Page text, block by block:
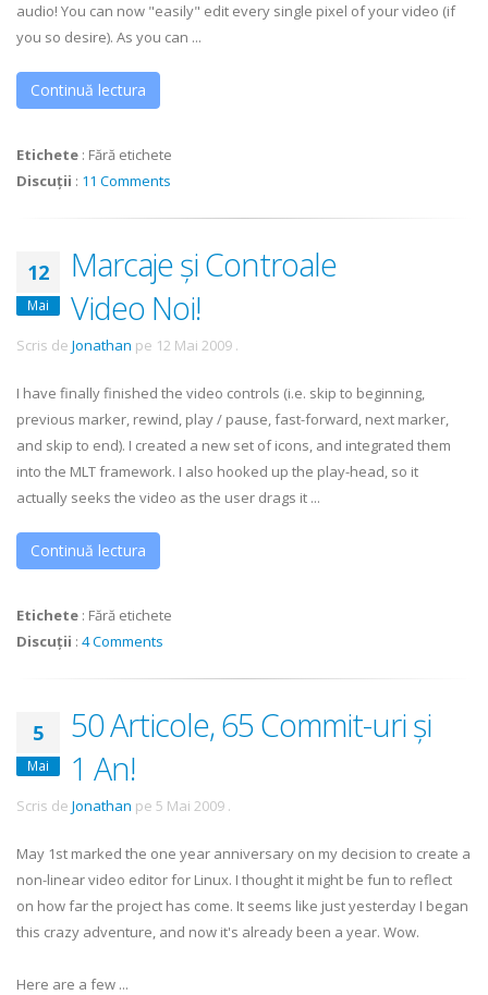
audio! You can now "easily" edit every single pixel of your video (if
you so desire). As you can ...
Continuă lectura
Etichete : Fără etichete
Discuții : 11 Comments
12
Mai
Marcaje și Controale
Video Noi!
Scris de Jonathan pe 12 Mai 2009 .
I have finally finished the video controls (i.e. skip to beginning,
previous marker, rewind, play / pause, fast-forward, next marker,
and skip to end). I created a new set of icons, and integrated them
into the MLT framework. I also hooked up the play-head, so it
actually seeks the video as the user drags it ...
Continuă lectura
Etichete : Fără etichete
Discuții : 4 Comments
5
Mai
50 Articole, 65 Commit-uri și
1 An!
Scris de Jonathan pe 5 Mai 2009 .
May 1st marked the one year anniversary on my decision to create a
non-linear video editor for Linux. I thought it might be fun to reflect
on how far the project has come. It seems like just yesterday I began
this crazy adventure, and now it's already been a year. Wow.
Here are a few ...